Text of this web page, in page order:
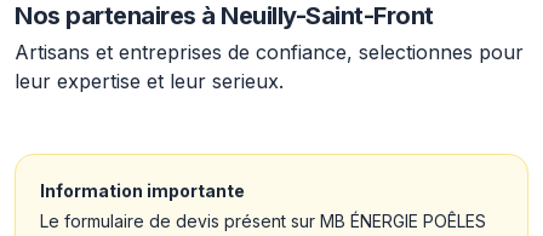
Nos partenaires à Neuilly-Saint-Front
Artisans et entreprises de confiance, selectionnes pour
leur expertise et leur serieux.
Information importante
Le formulaire de devis présent sur MB ÉNERGIE POÊLES